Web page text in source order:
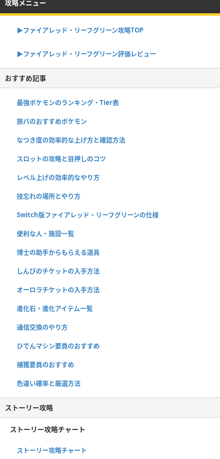
攻略メニュー
▶︎ファイアレッド・リーフグリーン攻略TOP
▶︎ファイアレッド・リーフグリーン評価レビュー
おすすめ記事
最強ポケモンのランキング・Tier表
旅パのおすすめポケモン
なつき度の効率的な上げ方と確認方法
スロットの攻略と目押しのコツ
レベル上げの効率的なやり方
技忘れの場所とやり方
Switch版ファイアレッド・リーフグリーンの仕様
便利な人・施設一覧
博士の助手からもらえる道具
しんぴのチケットの入手方法
オーロラチケットの入手方法
進化石・進化アイテム一覧
通信交換のやり方
ひでんマシン要員のおすすめ
捕獲要員のおすすめ
色違い確率と厳選方法
ストーリー攻略
ストーリー攻略チャート
ストーリー攻略チャート